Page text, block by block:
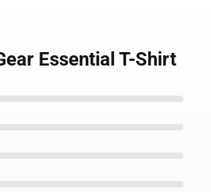
Essential T-Shirt